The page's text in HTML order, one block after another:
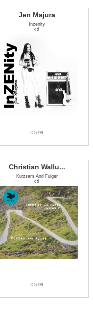
Jen Majura
Inzenity
cd
€ 5.99
Christian Wallu...
Kurzsam And Fulger
cd
€ 5.99